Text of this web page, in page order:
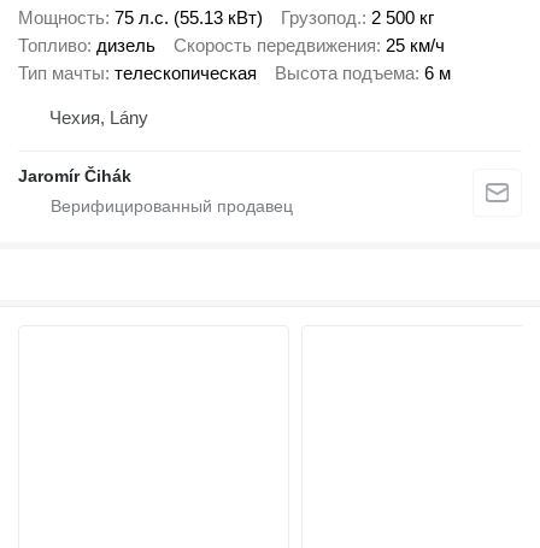
Мощность 75 л.с. (55.13 кВт) Грузопод. 2 500 кг
Топливо дизель Скорость передвижения 25 км/ч
Тип мачты телескопическая Высота подъема 6 м
Чехия, Lány
Jaromír Čihák